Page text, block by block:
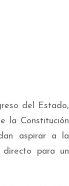
del Estado,
la Constitución
aspirar a la
directo para un